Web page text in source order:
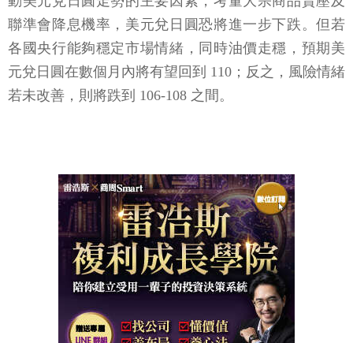
聯準會降息機率，美元兌日圓恐將進一步下跌。但若
各國央行能夠穩定市場情緒，同時油價走穩，預期美
元兌日圓在數個月內將有望回到 110；反之，風險情緒
若未改善，則將跌到 106-108 之間。